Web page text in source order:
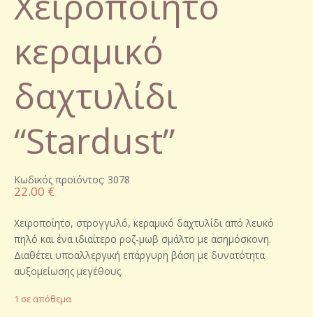
κεραμικό
δαχτυλίδι
“Stardust”
Κωδικός προϊόντος: 3078
22.00 €
Χειροποίητο, στρογγυλό, κεραμικό δαχτυλίδι από λευκό
πηλό και ένα ιδιαίτερο ροζ-μωβ σμάλτο με ασημόσκονη.
Διαθέτει υποαλλεργική επάργυρη βάση με δυνατότητα
αυξομείωσης μεγέθους.
1 σε απόθεμα